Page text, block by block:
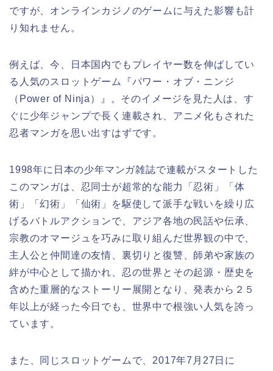
ですが、オンラインカジノのゲームに与えた影響も計
り知れません。
例えば、今、日本国内でもプレイヤー数を伸ばしてい
る人気のスロットゲーム『パワー・オブ・ニンジ
（Power of Ninja）』。そのイメージを見た人は、す
ぐに少年ジャンプで長く連載され、アニメ化もされた
忍者マンガを思い出すはずです。
1998年に日本の少年マンガ雑誌で連載がスタートした
このマンガは、忍同士が超常的な能力「忍術」「体
術」「幻術」「仙術」を駆使して派手な戦いを繰り広
げるバトルアクションで、アジア各地の民話や伝承、
宗教のオマージュを巧みに取り組んだ世界観の中で、
主人公と仲間達の友情、裏切りと復讐、師弟や家族の
絆が中心として描かれ、忍の世界とその起源・歴史を
含めた重層的なストーリー展開となり、発表から２５
年以上が経った今日でも、世界中で根強い人気を誇っ
ています。
また、同じスロットゲームで、2017年7月27日に